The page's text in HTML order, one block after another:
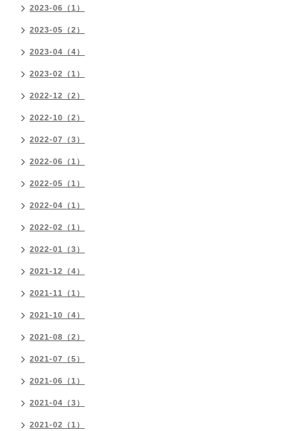
2023-06（1）
2023-05（2）
2023-04（4）
2023-02（1）
2022-12（2）
2022-10（2）
2022-07（3）
2022-06（1）
2022-05（1）
2022-04（1）
2022-02（1）
2022-01（3）
2021-12（4）
2021-11（1）
2021-10（4）
2021-08（2）
2021-07（5）
2021-06（1）
2021-04（3）
2021-02（1）